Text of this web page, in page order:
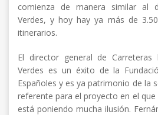
comienza de manera similar al
Verdes, y hoy hay ya más de
itinerarios.
El director general de
Verdes es un éxito de la
Españoles y es ya patrimonio de la
referente para el proyecto en el
está poniendo mucha ilusión.